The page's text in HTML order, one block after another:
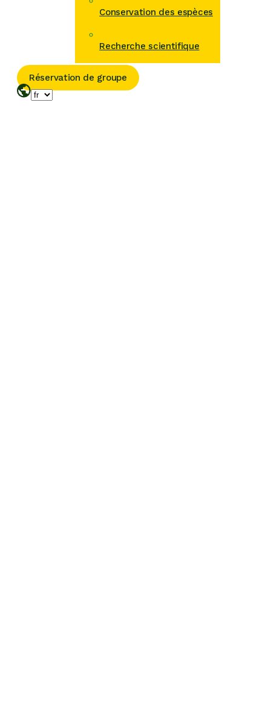
Conservation des espèces
Recherche scientifique
Réservation de groupe